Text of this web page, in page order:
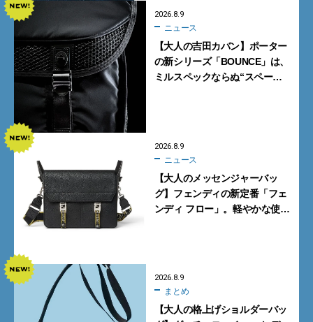
2026.8.9
ニュース
【大人の吉田カバン】ポーター
の新シリーズ「BOUNCE」は、
ミルスペックならぬ“スペース
2026.8.9
ニュース
【大人のメッセンジャーバッ
グ】フェンディの新定番「フェ
ンディ フロー」。軽やかな使い
2026.8.9
まとめ
【大人の格上げショルダーバッ